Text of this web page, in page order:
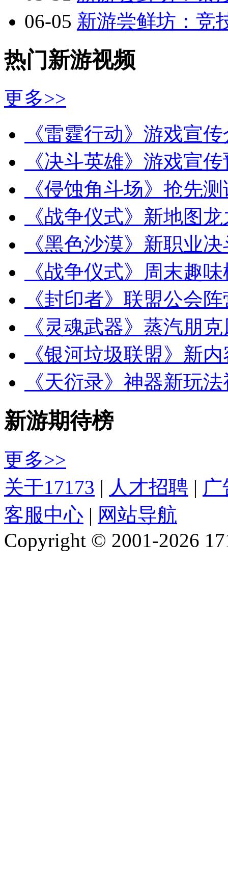
06-05 新游尝鲜坊：竞
热门新游视频
更多>>
《雷霆行动》游戏宣
《决斗英雄》游戏宣
《侵蚀角斗场》抢先
《战争仪式》新地图
《黑色沙漠》新职业
《战争仪式》周末趣
《封印者》联盟公会
《灵魂武器》蒸汽朋
《银河垃圾联盟》新
《天衍录》神器新玩
新游期待榜
更多>>
关于17173 | 人才招聘 |
客服中心 | 网站导航
Copyright © 2001-2026